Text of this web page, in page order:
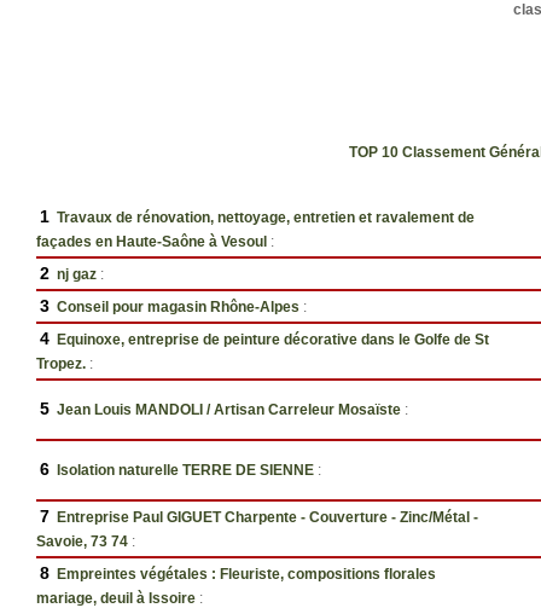
TOP 10 Classement
1 Travaux de rénovation, nettoyage, entretien et ravalement de
façades en Haute-Saône à Vesoul :
2 nj gaz :
3 Conseil pour magasin Rhône-Alpes :
4 Equinoxe, entreprise de peinture décorative dans le Golfe de St
Tropez. :
5 Jean Louis MANDOLI / Artisan Carreleur Mosaïste :
6 Isolation naturelle TERRE DE SIENNE :
7 Entreprise Paul GIGUET Charpente - Couverture - Zinc/Métal -
Savoie, 73 74 :
8 Empreintes végétales : Fleuriste, compositions florales
mariage, deuil à Issoire :